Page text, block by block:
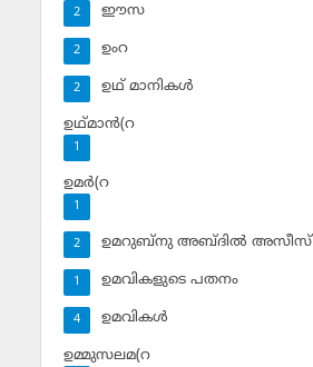
ഈസ
2
ഉംറ
2
ഉഥ് മാനികള്‍
2
ഉഥ്മാന്‍(റ
1
ഉമര്‍(റ
1
ഉമറുബ്‌നു അബ്ദില്‍ അസീസ്‌
2
ഉമവികളുടെ പതനം
1
ഉമവികള്‍
4
ഉമ്മുസലമ(റ